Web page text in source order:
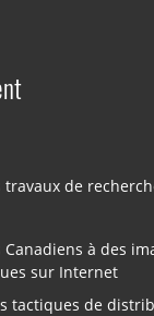
travaux de
Canadiens à des
sur Internet
tactiques de